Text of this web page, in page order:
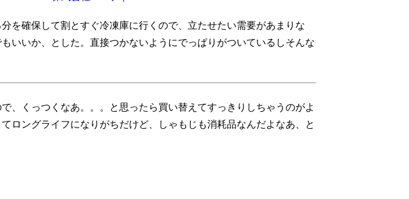
を確保して割とすぐ冷凍庫に行くので、立たせたい需要があまりな
いいか、とした。直接つかないようにでっぱりがついているしそんな
、くっつくなあ。。。と思ったら買い替えてすっきりしちゃうのがよ
ロングライフになりがちだけど、しゃもじも消耗品なんだよなあ、と